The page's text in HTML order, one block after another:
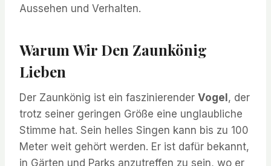
Aussehen und Verhalten.
Warum Wir Den Zaunkönig
Lieben
Der Zaunkönig ist ein faszinierender Vogel, der
trotz seiner geringen Größe eine unglaubliche
Stimme hat. Sein helles Singen kann bis zu 100
Meter weit gehört werden. Er ist dafür bekannt,
in Gärten und Parks anzutreffen zu sein, wo er